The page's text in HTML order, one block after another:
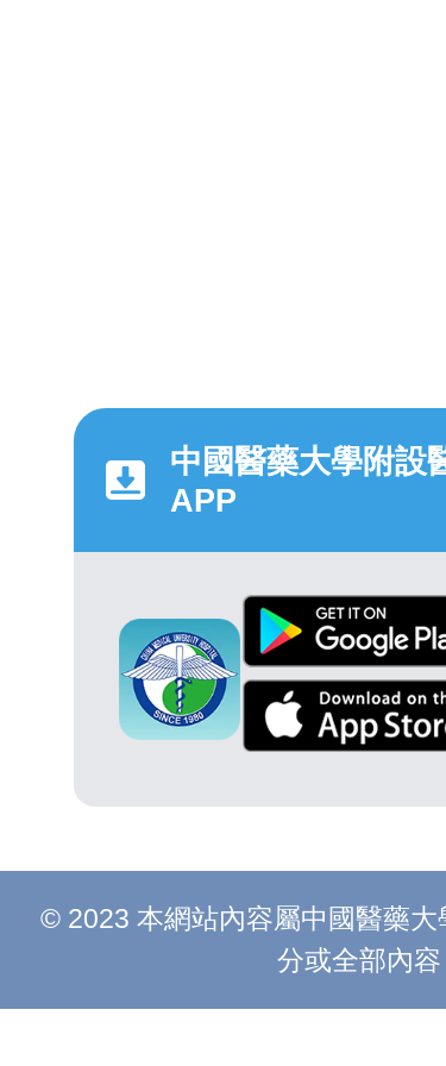
中國醫藥大學附設
APP
© 2023 本網站內容屬中國醫藥
分或全部內